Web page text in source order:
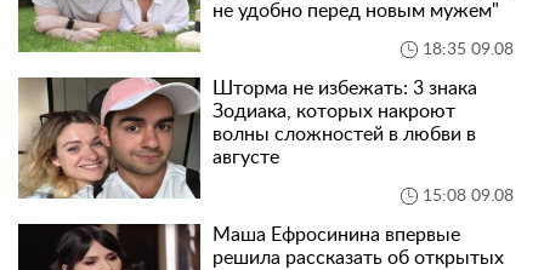
не удобно перед новым мужем"
18:35 09.08
Шторма не избежать: 3 знака
Зодиака, которых накроют
волны сложностей в любви в
августе
15:08 09.08
Маша Ефросинина впервые
решила рассказать об открытых